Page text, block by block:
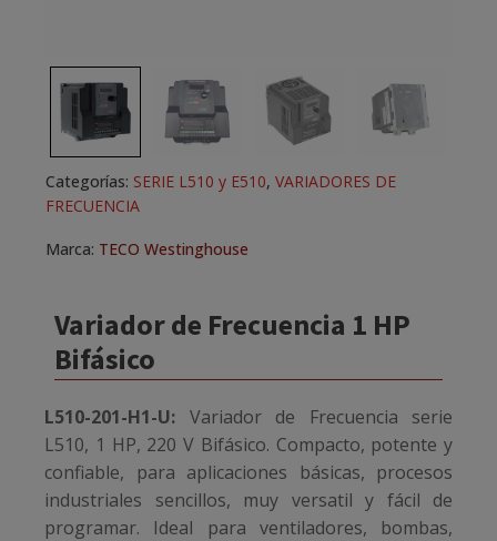
Variador de Frecuencia 1 HP
Bifásico
L510-201-H1-U: Variador de Frecuencia serie
L510, 1 HP, 220 V Bifásico. Compacto, potente y
confiable, para aplicaciones básicas, procesos
industriales sencillos, muy versatil y fácil de
programar. Ideal para ventiladores, bombas,
Categorías: SERIE L510 y E510, VARIADORES DE
FRECUENCIA
Marca: TECO Westinghouse